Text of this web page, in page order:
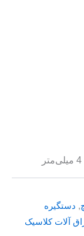
, دستگیره
آلات کلاسیک